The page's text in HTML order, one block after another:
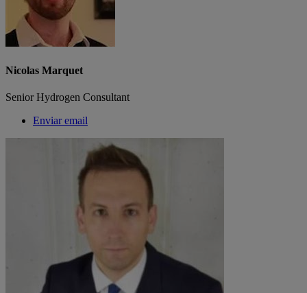
Nicolas Marquet
Senior Hydrogen Consultant
Enviar email